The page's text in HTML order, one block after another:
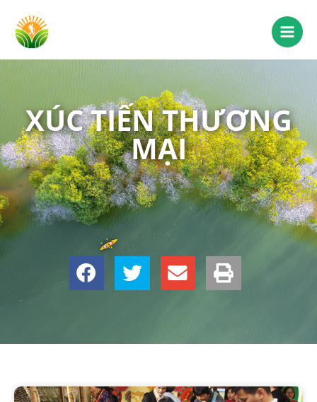
XÚC TIẾN THƯƠNG
MẠI